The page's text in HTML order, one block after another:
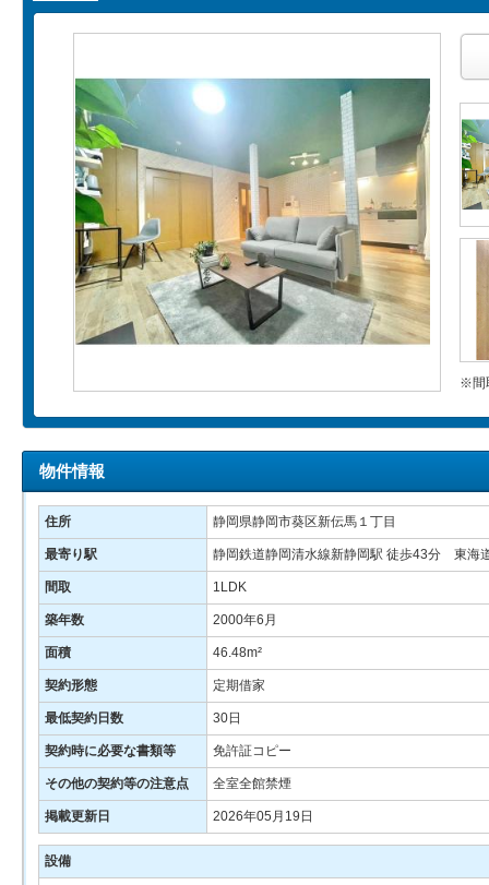
※間
物件情報
住所 静岡県静岡市葵区新伝馬１丁目
最寄り駅 静岡鉄道静岡清水線新静岡駅 徒歩43分 東海
間取 1LDK
築年数 2000年6月
面積 46.48m²
契約形態 定期借家
最低契約日数 30日
契約時に必要な書類等 免許証コピー
その他の契約等の注意点 全室全館禁煙
掲載更新日 2026年05月19日
設備